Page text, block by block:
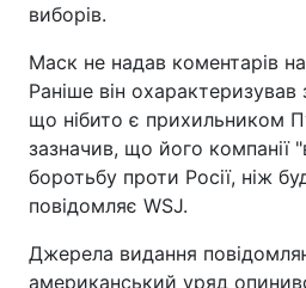
виборів.
Маск не надав коментарів
Раніше він
що нібито є прихильником
зазначив, що його компанії
боротьбу проти Росії, ніж
повідомляє WSJ.
Джерела видання
американський уряд